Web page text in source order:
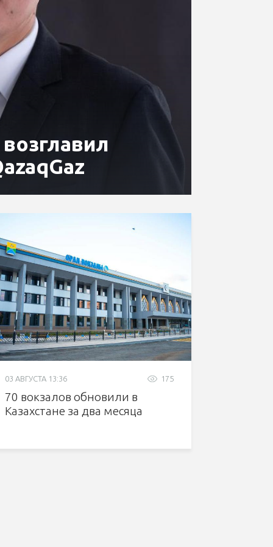
175
03 АВГУСТА 13:36
70 вокзалов обновили в
Казахстане за два месяца